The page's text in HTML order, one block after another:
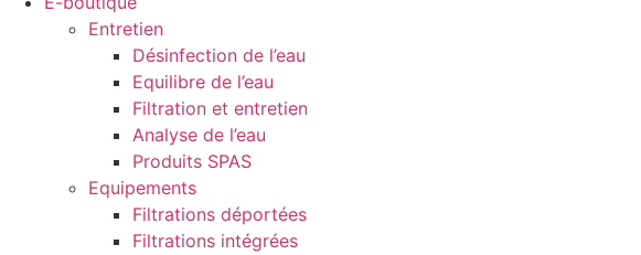
Entretien
Désinfection de l’eau
Equilibre de l’eau
Filtration et entretien
Analyse de l’eau
Produits SPAS
Equipements
Filtrations déportées
Filtrations intégrées